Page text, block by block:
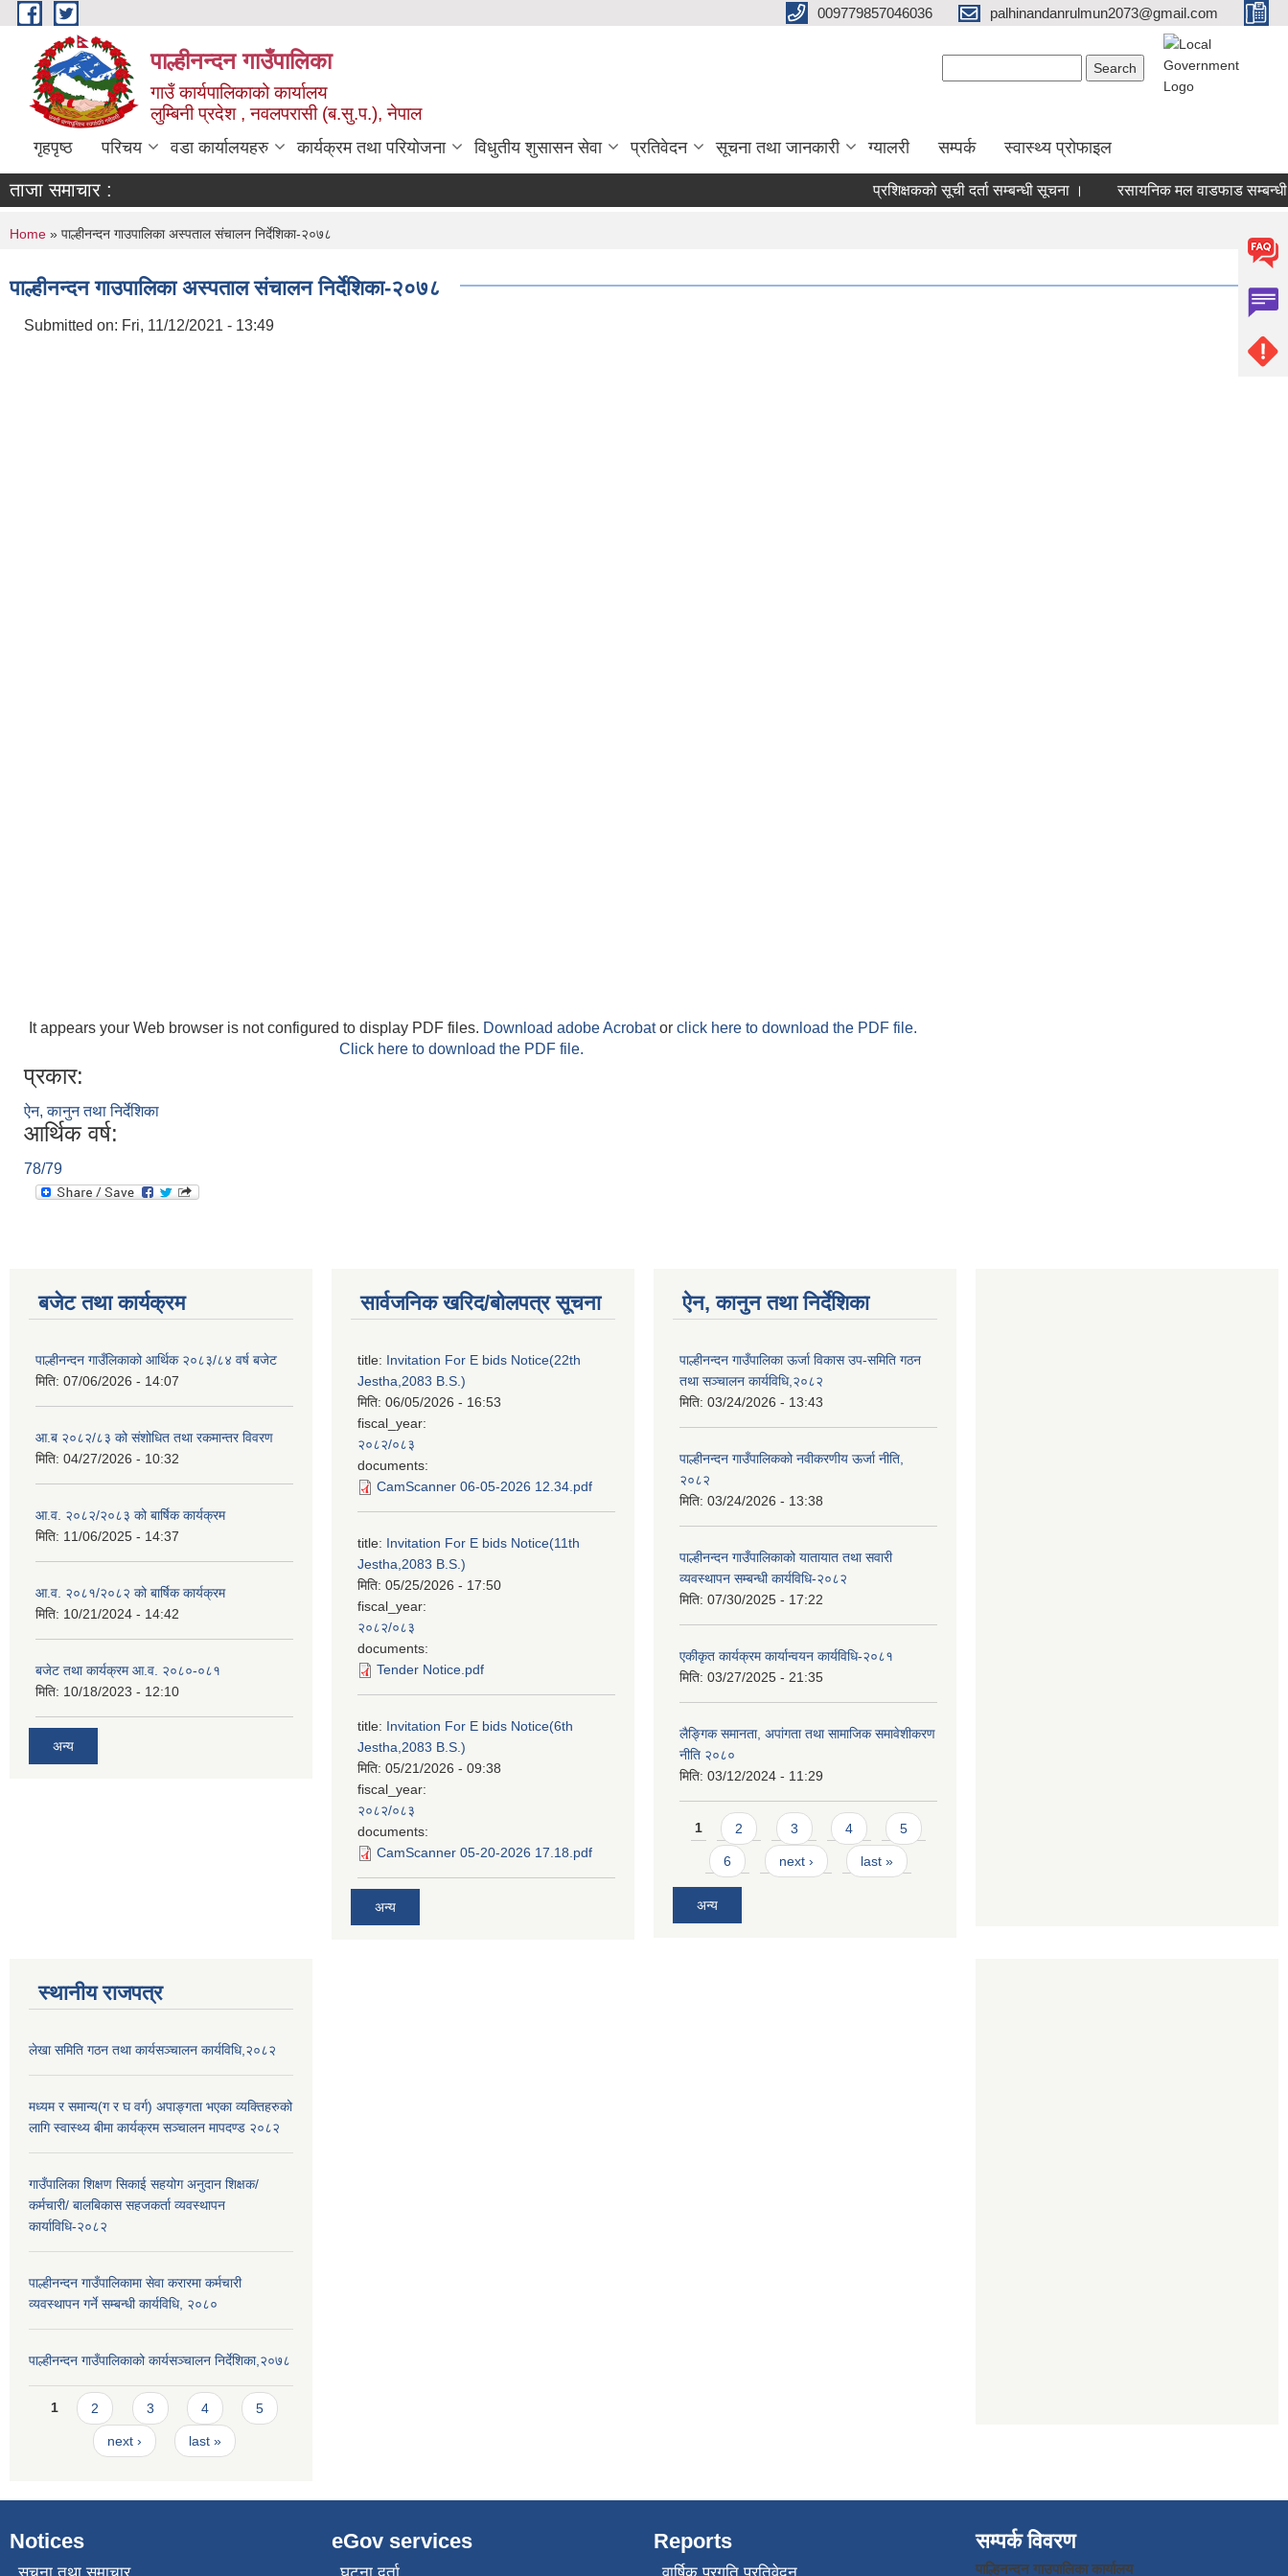
Skip to main content 009779857046036 palhinandanrulmun2073@gmail.com
पाल्हीनन्दन गाउँपालिका
गाउँ कार्यपालिकाको कार्यालय
लुम्बिनी प्रदेश , नवलपरासी (ब.सु.प.), नेपाल
गृहपृष्ठ परिचय वडा कार्यालयहरु कार्यक्रम तथा परियोजना विधुतीय शुसासन सेवा प्रतिवेदन सूचना तथा जानकारी ग्यालरी सम्पर्क स्वास्थ्य प्रोफाइल
ताजा समाचार : प्रशिक्षकको सूची दर्ता सम्बन्धी सूचना । रसायनिक मल वाडफाड सम्बन्धी
You are here
Home » पाल्हीनन्दन गाउपालिका अस्पताल संचालन निर्देशिका-२०७८
पाल्हीनन्दन गाउपालिका अस्पताल संचालन निर्देशिका-२०७८
Submitted on: Fri, 11/12/2021 - 13:49
It appears your Web browser is not configured to display PDF files. Download adobe Acrobator click here to download the PDF file.
Click here to download the PDF file.
प्रकार:
ऐन, कानुन तथा निर्देशिका
आर्थिक वर्ष:
78/79
बजेट तथा कार्यक्रम
पाल्हीनन्दन गाउँलिकाको आर्थिक २०८३/८४ वर्ष बजेट
मिति: 07/06/2026 - 14:07
आ.ब २०८२/८३ को संशोधित तथा रकमान्तर विवरण
मिति: 04/27/2026 - 10:32
आ.व. २०८२/२०८३ को बार्षिक कार्यक्रम
मिति: 11/06/2025 - 14:37
आ.व. २०८१/२०८२ को बार्षिक कार्यक्रम
मिति: 10/21/2024 - 14:42
बजेट तथा कार्यक्रम आ.व. २०८०-०८१
मिति: 10/18/2023 - 12:10
अन्य
सार्वजनिक खरिद/बोलपत्र सूचना
title: Invitation For E bids Notice(22th
Jestha,2083 B.S.)
मिति: 06/05/2026 - 16:53
fiscal_year:
२०८२/०८३
documents:
CamScanner 06-05-2026 12.34.pdf
title: Invitation For E bids Notice(11th
Jestha,2083 B.S.)
मिति: 05/25/2026 - 17:50
fiscal_year:
२०८२/०८३
documents:
Tender Notice.pdf
title: Invitation For E bids Notice(6th
Jestha,2083 B.S.)
मिति: 05/21/2026 - 09:38
fiscal_year:
२०८२/०८३
documents:
CamScanner 05-20-2026 17.18.pdf
अन्य
ऐन, कानुन तथा निर्देशिका
पाल्हीनन्दन गाउँपालिका ऊर्जा विकास उप-समिति गठन
तथा सञ्चालन कार्यविधि,२०८२
मिति: 03/24/2026 - 13:43
पाल्हीनन्दन गाउँपालिकको नवीकरणीय ऊर्जा नीति,
२०८२
मिति: 03/24/2026 - 13:38
पाल्हीनन्दन गाउँपालिकाको यातायात तथा सवारी
व्यवस्थापन सम्बन्धी कार्यविधि-२०८२
मिति: 07/30/2025 - 17:22
एकीकृत कार्यक्रम कार्यान्वयन कार्यविधि-२०८१
मिति: 03/27/2025 - 21:35
लैङ्गिक समानता, अपांगता तथा सामाजिक समावेशीकरण
नीति २०८०
मिति: 03/12/2024 - 11:29
Pages
1 2 3 4 5
6 next › last »
अन्य
स्थानीय राजपत्र
लेखा समिति गठन तथा कार्यसञ्चालन कार्यविधि,२०८२
मध्यम र समान्य(ग र घ वर्ग) अपाङ्गता भएका व्यक्तिहरुको
लागि स्वास्थ्य बीमा कार्यक्रम सञ्चालन मापदण्ड २०८२
गाउँपालिका शिक्षण सिकाई सहयोग अनुदान शिक्षक/
कर्मचारी/ बालबिकास सहजकर्ता व्यवस्थापन
कार्याविधि-२०८२
पाल्हीनन्दन गाउँपालिकामा सेवा करारमा कर्मचारी
व्यवस्थापन गर्ने सम्बन्धी कार्यविधि, २०८०
पाल्हीनन्दन गाउँपालिकाको कार्यसञ्चालन निर्देशिका,२०७८
Pages
1 2 3 4 5
next › last »
Notices eGov services Reports सम्पर्क विवरण
पाल्हिनन्दन गाउपालिका कार्यालय